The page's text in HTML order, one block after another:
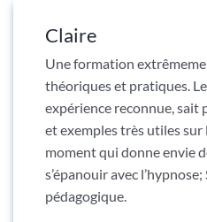
Claire
Une formation
théoriques et pratiques.
expérience reconnue, sait
et exemples très utiles
moment qui donne envie
s’épanouir avec
pédagogique.